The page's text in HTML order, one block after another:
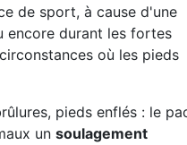
de sport, à cause d'une
encore durant les fortes
où les pieds
pieds enflés : le
un soulagement